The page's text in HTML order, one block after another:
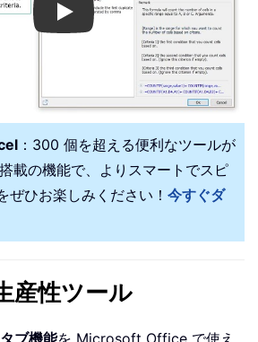
Play
：300 個を超える便利なツールが
載の機能で、よりスマートでスピ
ぜひお楽しみください！ 今すぐダ
産性ツール
ブ機能を Microsoft Office で使え